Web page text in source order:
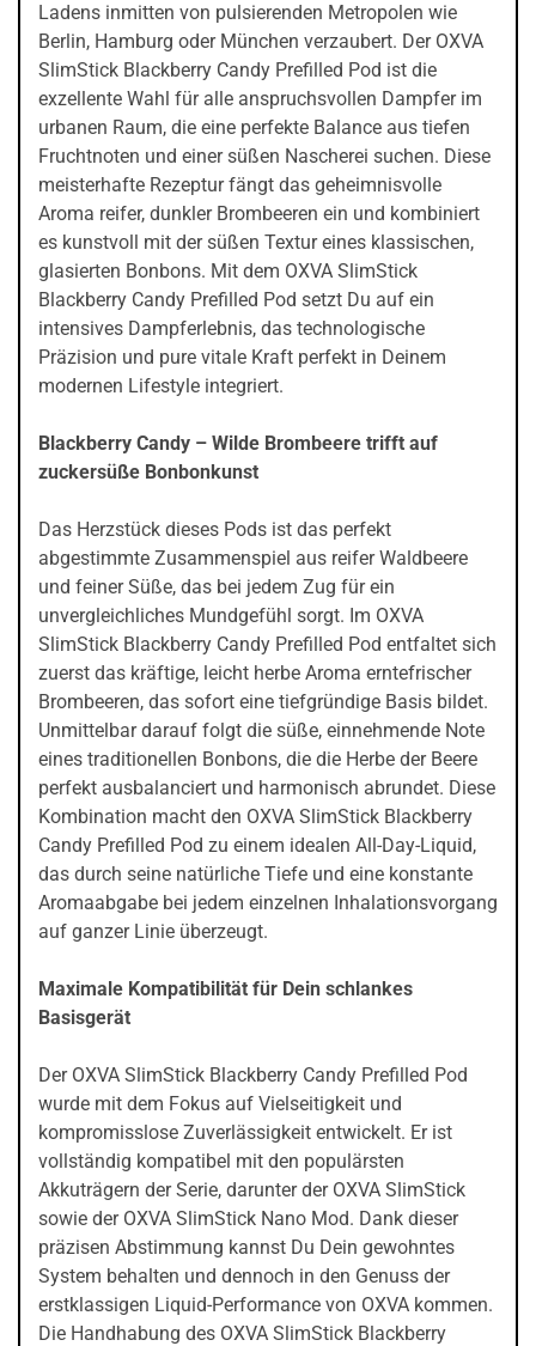
Ladens inmitten von pulsierenden Metropolen wie
Berlin, Hamburg oder München verzaubert. Der OXVA
SlimStick Blackberry Candy Prefilled Pod ist die
exzellente Wahl für alle anspruchsvollen Dampfer im
urbanen Raum, die eine perfekte Balance aus tiefen
Fruchtnoten und einer süßen Nascherei suchen. Diese
meisterhafte Rezeptur fängt das geheimnisvolle
Aroma reifer, dunkler Brombeeren ein und kombiniert
es kunstvoll mit der süßen Textur eines klassischen,
glasierten Bonbons. Mit dem OXVA SlimStick
Blackberry Candy Prefilled Pod setzt Du auf ein
intensives Dampferlebnis, das technologische
Präzision und pure vitale Kraft perfekt in Deinem
modernen Lifestyle integriert.
Blackberry Candy – Wilde Brombeere trifft auf
zuckersüße Bonbonkunst
Das Herzstück dieses Pods ist das perfekt
abgestimmte Zusammenspiel aus reifer Waldbeere
und feiner Süße, das bei jedem Zug für ein
unvergleichliches Mundgefühl sorgt. Im OXVA
SlimStick Blackberry Candy Prefilled Pod entfaltet sich
zuerst das kräftige, leicht herbe Aroma erntefrischer
Brombeeren, das sofort eine tiefgründige Basis bildet.
Unmittelbar darauf folgt die süße, einnehmende Note
eines traditionellen Bonbons, die die Herbe der Beere
perfekt ausbalanciert und harmonisch abrundet. Diese
Kombination macht den OXVA SlimStick Blackberry
Candy Prefilled Pod zu einem idealen All-Day-Liquid,
das durch seine natürliche Tiefe und eine konstante
Aromaabgabe bei jedem einzelnen Inhalationsvorgang
auf ganzer Linie überzeugt.
Maximale Kompatibilität für Dein schlankes
Basisgerät
Der OXVA SlimStick Blackberry Candy Prefilled Pod
wurde mit dem Fokus auf Vielseitigkeit und
kompromisslose Zuverlässigkeit entwickelt. Er ist
vollständig kompatibel mit den populärsten
Akkuträgern der Serie, darunter der OXVA SlimStick
sowie der OXVA SlimStick Nano Mod. Dank dieser
präzisen Abstimmung kannst Du Dein gewohntes
System behalten und dennoch in den Genuss der
erstklassigen Liquid-Performance von OXVA kommen.
Die Handhabung des OXVA SlimStick Blackberry